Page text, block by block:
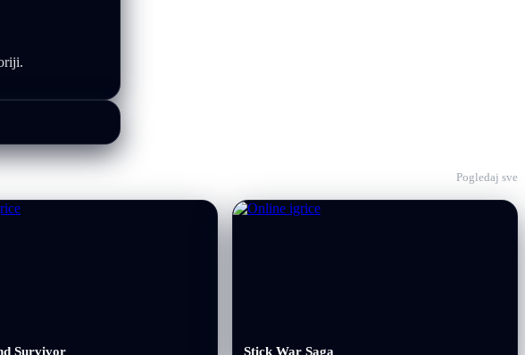
Pogledaj sve
Survivor Stick War Saga